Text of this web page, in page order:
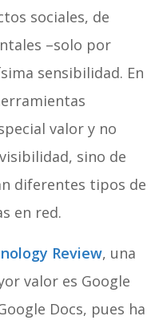
sociales, de
–solo por
sensibilidad. En
valor y no
sino de
diferentes tipos de
en red.
Review, una
valor es Google
Docs, pues ha